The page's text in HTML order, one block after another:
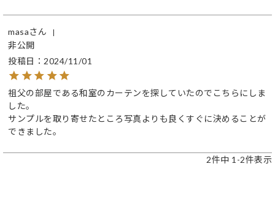
masa
非公開
投稿日
2024/11/01
祖父の部屋である和室のカーテンを探していたのでこちらにしま
した。
サンプルを取り寄せたところ写真よりも良くすぐに決めることが
できました。
2件中 1 -2件表示